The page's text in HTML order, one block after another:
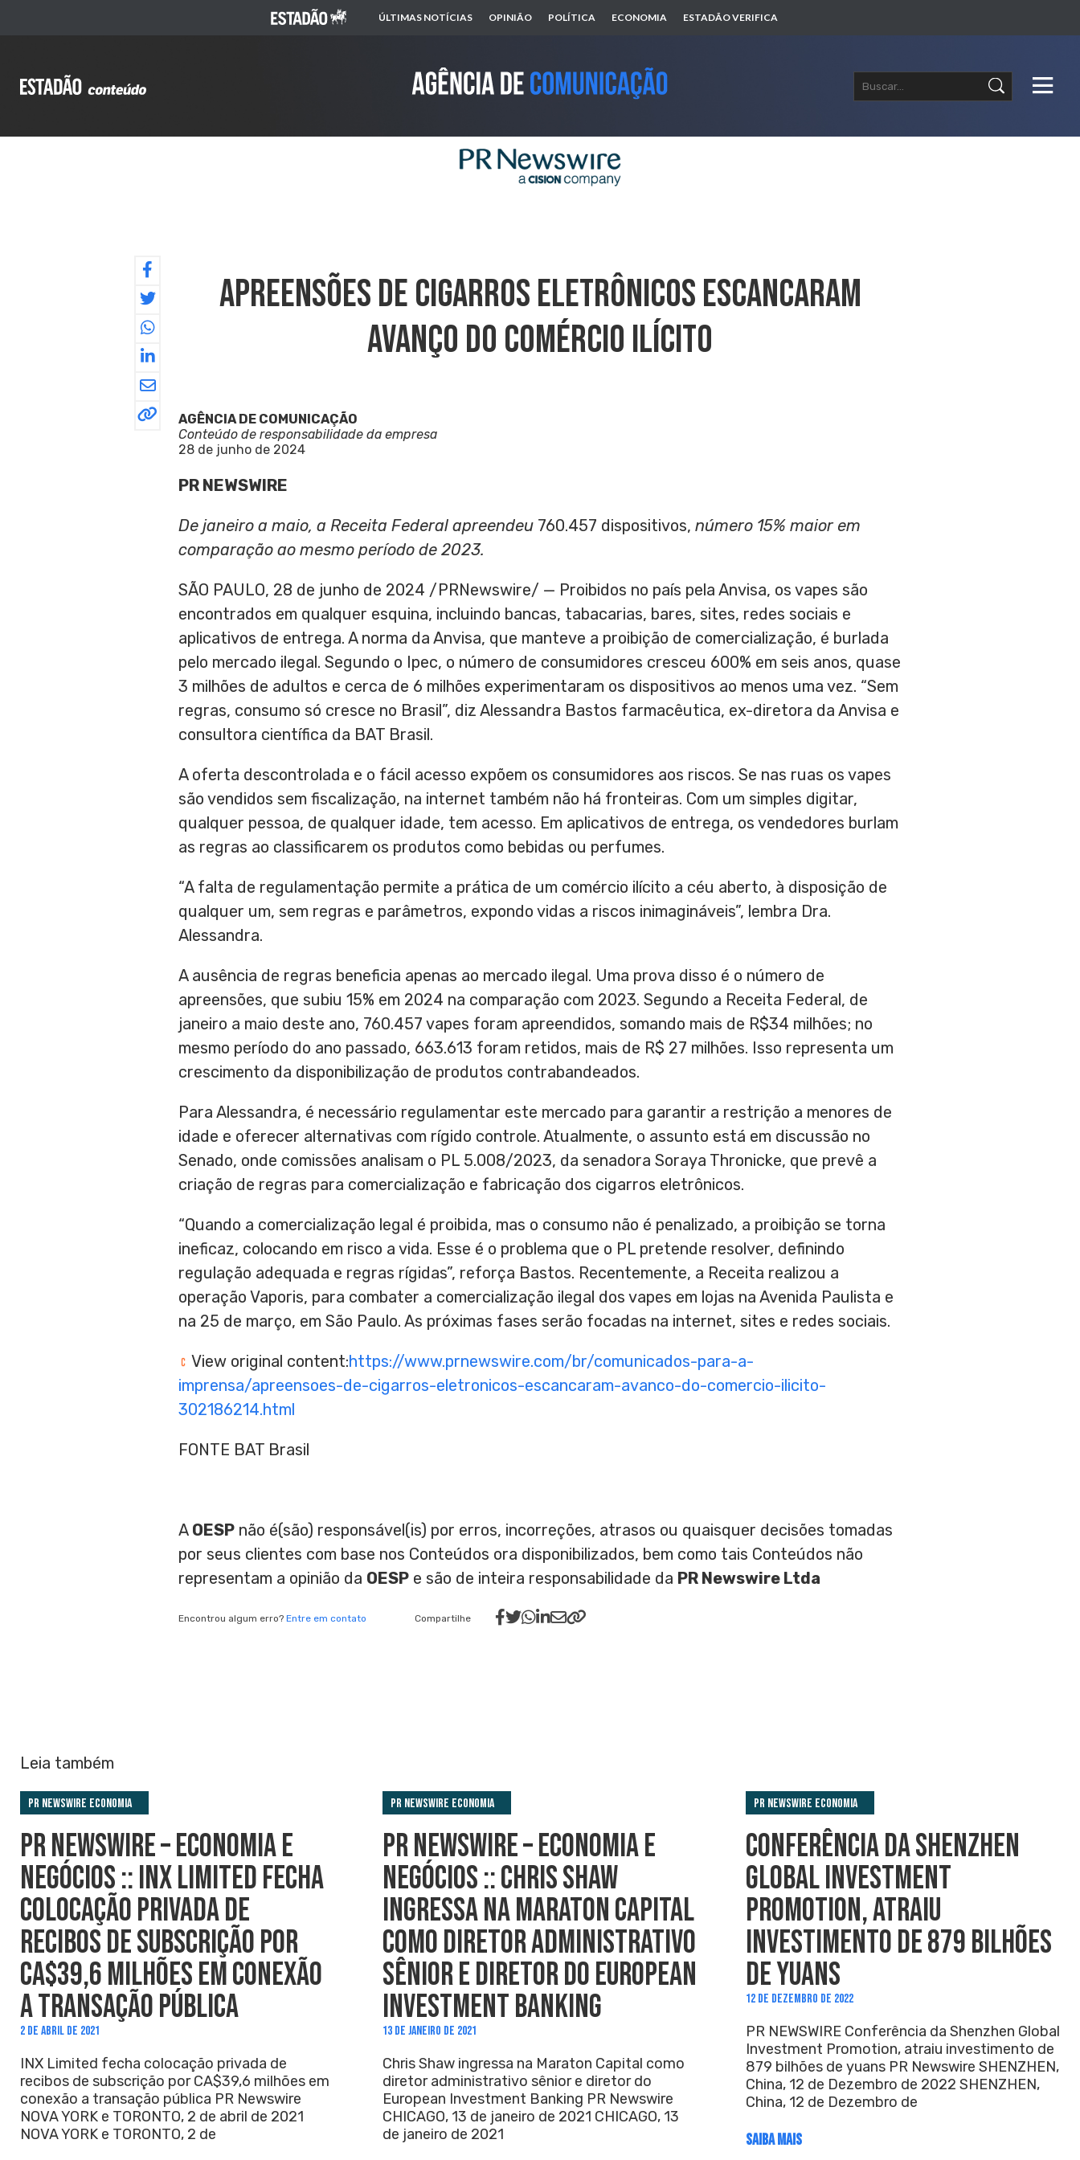
ÚLTIMAS NOTÍCIAS OPINIÃO POLÍTICA ECONOMIA ESTADÃO VERIFICA
Apreensões De Cigarros Eletrônicos Escancaram
Avanço Do Comércio Ilícito
AGÊNCIA DE COMUNICAÇÃO
Conteúdo de responsabilidade da empresa
28 de junho de 2024
PR NEWSWIRE
De janeiro a maio, a Receita Federal apreendeu 760.457 dispositivos, número 15% maior em
comparação ao mesmo período de 2023.
SÃO PAULO, 28 de junho de 2024 /PRNewswire/ — Proibidos no país pela Anvisa, os vapes são
encontrados em qualquer esquina, incluindo bancas, tabacarias, bares, sites, redes sociais e
aplicativos de entrega. A norma da Anvisa, que manteve a proibição de comercialização, é burlada
pelo mercado ilegal. Segundo o Ipec, o número de consumidores cresceu 600% em seis anos, quase
3 milhões de adultos e cerca de 6 milhões experimentaram os dispositivos ao menos uma vez. “Sem
regras, consumo só cresce no Brasil”, diz Alessandra Bastos farmacêutica, ex-diretora da Anvisa e
consultora científica da BAT Brasil.
A oferta descontrolada e o fácil acesso expõem os consumidores aos riscos. Se nas ruas os vapes
são vendidos sem fiscalização, na internet também não há fronteiras. Com um simples digitar,
qualquer pessoa, de qualquer idade, tem acesso. Em aplicativos de entrega, os vendedores burlam
as regras ao classificarem os produtos como bebidas ou perfumes.
“A falta de regulamentação permite a prática de um comércio ilícito a céu aberto, à disposição de
qualquer um, sem regras e parâmetros, expondo vidas a riscos inimagináveis”, lembra Dra.
Alessandra.
A ausência de regras beneficia apenas ao mercado ilegal. Uma prova disso é o número de
apreensões, que subiu 15% em 2024 na comparação com 2023. Segundo a Receita Federal, de
janeiro a maio deste ano, 760.457 vapes foram apreendidos, somando mais de R$34 milhões; no
mesmo período do ano passado, 663.613 foram retidos, mais de R$ 27 milhões. Isso representa um
crescimento da disponibilização de produtos contrabandeados.
Para Alessandra, é necessário regulamentar este mercado para garantir a restrição a menores de
idade e oferecer alternativas com rígido controle. Atualmente, o assunto está em discussão no
Senado, onde comissões analisam o PL 5.008/2023, da senadora Soraya Thronicke, que prevê a
criação de regras para comercialização e fabricação dos cigarros eletrônicos.
“Quando a comercialização legal é proibida, mas o consumo não é penalizado, a proibição se torna
ineficaz, colocando em risco a vida. Esse é o problema que o PL pretende resolver, definindo
regulação adequada e regras rígidas”, reforça Bastos. Recentemente, a Receita realizou a
operação Vaporis, para combater a comercialização ilegal dos vapes em lojas na Avenida Paulista e
na 25 de março, em São Paulo. As próximas fases serão focadas na internet, sites e redes sociais.
View original content:https://www.prnewswire.com/br/comunicados-para-a-
imprensa/apreensoes-de-cigarros-eletronicos-escancaram-avanco-do-comercio-ilicito-
302186214.html
FONTE BAT Brasil
A OESP não é(são) responsável(is) por erros, incorreções, atrasos ou quaisquer decisões tomadas
por seus clientes com base nos Conteúdos ora disponibilizados, bem como tais Conteúdos não
representam a opinião da OESP e são de inteira responsabilidade da PR Newswire Ltda
Encontrou algum erro? Entre em contato Compartilhe
Leia também
PR Newswire Economia
PR NEWSWIRE – ECONOMIA E
NEGÓCIOS :: INX LIMITED FECHA
COLOCAÇÃO PRIVADA DE
RECIBOS DE SUBSCRIÇÃO POR
CA$39,6 MILHÕES EM CONEXÃO
A TRANSAÇÃO PÚBLICA
2 DE ABRIL DE 2021
INX Limited fecha colocação privada de
recibos de subscrição por CA$39,6 milhões em
conexão a transação pública PR Newswire
NOVA YORK e TORONTO, 2 de abril de 2021
NOVA YORK e TORONTO, 2 de
PR Newswire Economia
PR NEWSWIRE – ECONOMIA E
NEGÓCIOS :: CHRIS SHAW
INGRESSA NA MARATON CAPITAL
COMO DIRETOR ADMINISTRATIVO
SÊNIOR E DIRETOR DO EUROPEAN
INVESTMENT BANKING
13 DE JANEIRO DE 2021
Chris Shaw ingressa na Maraton Capital como
diretor administrativo sênior e diretor do
European Investment Banking PR Newswire
CHICAGO, 13 de janeiro de 2021 CHICAGO, 13
de janeiro de 2021
PR Newswire Economia
CONFERÊNCIA DA SHENZHEN
GLOBAL INVESTMENT
PROMOTION, ATRAIU
INVESTIMENTO DE 879 BILHÕES
DE YUANS
12 DE DEZEMBRO DE 2022
PR NEWSWIRE Conferência da Shenzhen Global
Investment Promotion, atraiu investimento de
879 bilhões de yuans PR Newswire SHENZHEN,
China, 12 de Dezembro de 2022 SHENZHEN,
China, 12 de Dezembro de
SAIBA MAIS